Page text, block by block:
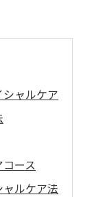
ャルケア
ース
ルケア法